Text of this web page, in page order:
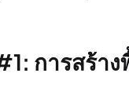
การสร้า